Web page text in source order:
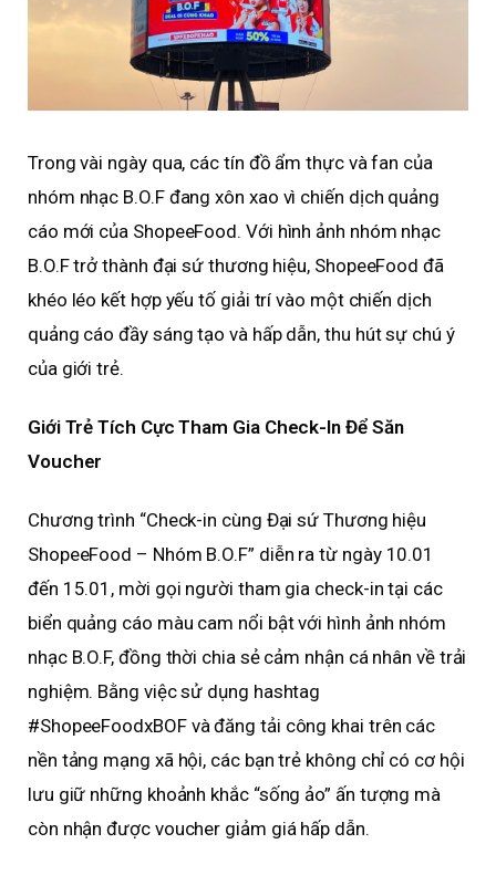
Trong vài ngày qua, các tín đồ ẩm thực và fan của
nhóm nhạc B.O.F đang xôn xao vì chiến dịch quảng
cáo mới của ShopeeFood. Với hình ảnh nhóm nhạc
B.O.F trở thành đại sứ thương hiệu, ShopeeFood đã
khéo léo kết hợp yếu tố giải trí vào một chiến dịch
quảng cáo đầy sáng tạo và hấp dẫn, thu hút sự chú ý
của giới trẻ.
Giới Trẻ Tích Cực Tham Gia Check-In Để Săn
Voucher
Chương trình “Check-in cùng Đại sứ Thương hiệu
ShopeeFood – Nhóm B.O.F” diễn ra từ ngày 10.01
đến 15.01, mời gọi người tham gia check-in tại các
biển quảng cáo màu cam nổi bật với hình ảnh nhóm
nhạc B.O.F, đồng thời chia sẻ cảm nhận cá nhân về trải
nghiệm. Bằng việc sử dụng hashtag
#ShopeeFoodxBOF và đăng tải công khai trên các
nền tảng mạng xã hội, các bạn trẻ không chỉ có cơ hội
lưu giữ những khoảnh khắc “sống ảo” ấn tượng mà
còn nhận được voucher giảm giá hấp dẫn.